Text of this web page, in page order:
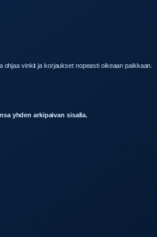
vinkit ja korjaukset nopeasti oikeaan paikkaan.
yhden arkipaivan sisalla.